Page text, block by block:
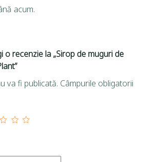
acum.
o recenzie la „Sirop de muguri de
va fi publicată. Câmpurile obligatorii